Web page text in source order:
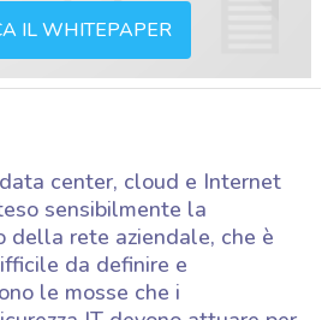
IL WHITEPAPER
center, cloud e Internet
sensibilmente la
della rete aziendale, che è
da definire e
le mosse che i